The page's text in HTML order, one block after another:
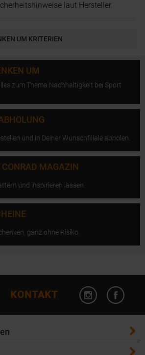
laut Hersteller.
UM KRITERIEN
UM
zum Thema Nachhaltigkeit bei Sport
und in Deiner Wunschfiliale abholen.
CONRAD MAGAZIN
und inspirieren lassen.
ganz ohne Risiko.
KONTAKT
Instagram